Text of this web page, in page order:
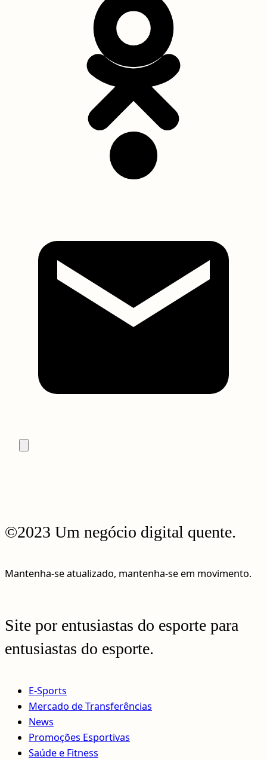
©2023 Um negócio digital quente.
Mantenha-se atualizado, mantenha-se em movimento.
Site por entusiastas do esporte para
entusiastas do esporte.
E-Sports
Mercado de Transferências
News
Promoções Esportivas
Saúde e Fitness